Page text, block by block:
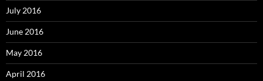
July 2016
June 2016
May 2016
April 2016